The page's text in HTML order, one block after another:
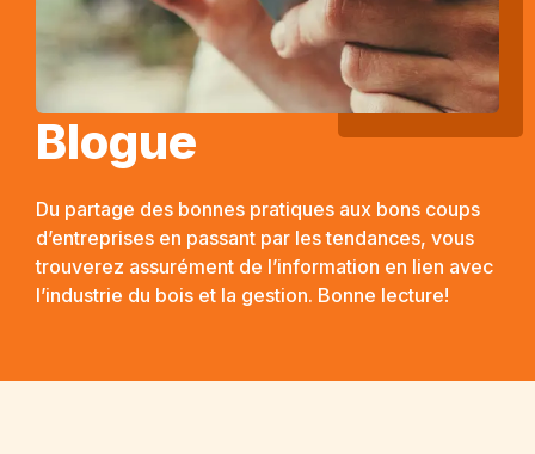
Blogue
Du partage des bonnes pratiques aux bons coups
d’entreprises en passant par les tendances, vous
trouverez assurément de l’information en lien avec
l’industrie du bois et la gestion. Bonne lecture!